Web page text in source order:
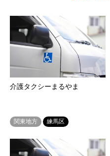
介護タクシーまるやま
関東地方 練馬区